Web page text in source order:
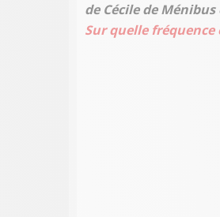
de Cécile de
Sur quelle fréquence